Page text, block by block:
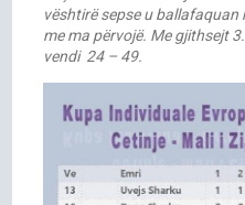
vështirë sepse u
me ma përvojë. Me gjithsejt
vendi 24 – 49.